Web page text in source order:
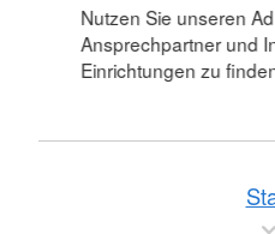
Nutzen Sie unseren
Ansprechpartner und
Einrichtungen zu